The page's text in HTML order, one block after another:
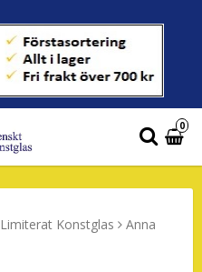
0
Limiterat Konstglas
Anna